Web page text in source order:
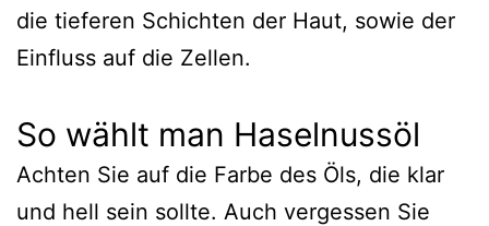
die tieferen Schichten der Haut, sowie der
Einfluss auf die Zellen.
So wählt man Haselnussöl
Achten Sie auf die Farbe des Öls, die klar
und hell sein sollte. Auch vergessen Sie